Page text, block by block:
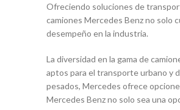
Ofreciendo soluciones de
camiones Mercedes Benz no solo
desempeño en la industria.
La diversidad en la gama de
aptos para el transporte urbano y
pesados, Mercedes ofrece
Mercedes Benz no solo sea una